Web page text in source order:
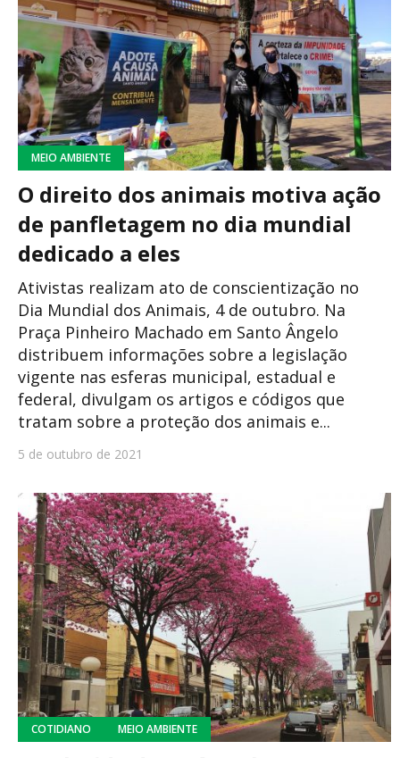
MEIO AMBIENTE
O direito dos animais motiva ação
de panfletagem no dia mundial
dedicado a eles
Ativistas realizam ato de conscientização no
Dia Mundial dos Animais, 4 de outubro. Na
Praça Pinheiro Machado em Santo Ângelo
distribuem informações sobre a legislação
vigente nas esferas municipal, estadual e
federal, divulgam os artigos e códigos que
tratam sobre a proteção dos animais e...
5 de outubro de 2021
COTIDIANO MEIO AMBIENTE